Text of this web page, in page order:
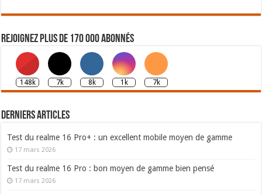
Rejoignez plus de 170 000 abonnés
148k 7k 8k 1k 7k
Derniers articles
Test du realme 16 Pro+ : un excellent mobile moyen de gamme
17 mars 2026
Test du realme 16 Pro : bon moyen de gamme bien pensé
17 mars 2026